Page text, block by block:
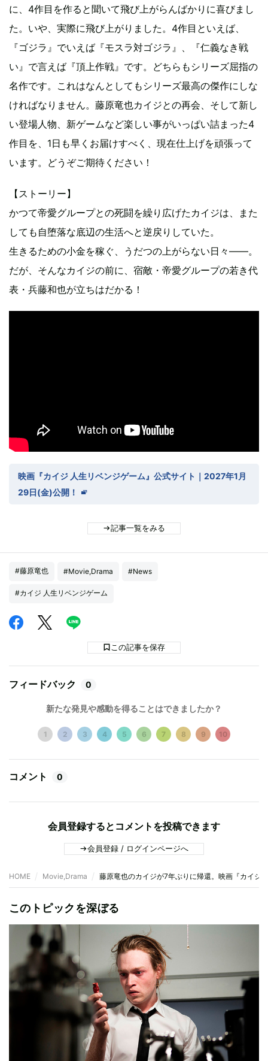
に、4作目を作ると聞いて飛び上がらんばかりに喜びまし
た。いや、実際に飛び上がりました。4作目といえば、
『ゴジラ』でいえば『モスラ対ゴジラ』、『仁義なき戦
い』で言えば『頂上作戦』です。どちらもシリーズ屈指の
名作です。これはなんとしてもシリーズ最高の傑作にしな
ければなりません。藤原竜也カイジとの再会、そして新し
い登場人物、新ゲームなど楽しい事がいっぱい詰まった4
作目を、1日も早くお届けすべく、現在仕上げを頑張って
います。どうぞご期待ください！
【ストーリー】
かつて帝愛グループとの死闘を繰り広げたカイジは、また
しても自堕落な底辺の生活へと逆戻りしていた。
生きるための小金を稼ぐ、うだつの上がらない日々――。
だが、そんなカイジの前に、宿敵・帝愛グループの若き代
表・兵藤和也が立ちはだかる！
映画『カイジ 人生リベンジゲーム』公式サイト｜2027年1月
29日(金)公開！
記事一覧をみる
#藤原竜也 #Movie,Drama #News
#カイジ 人生リベンジゲーム
この記事を保存
フィードバック 0
新たな発見や感動を得ることはできましたか？
1 2 3 4 5 6 7 8 9 10
コメント 0
会員登録するとコメントを投稿できます
会員登録 / ログインページへ
HOME Movie,Drama 藤原竜也のカイジが7年ぶりに帰還。映画『カイジ
このトピックを深ぼる